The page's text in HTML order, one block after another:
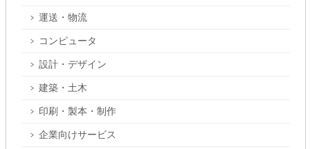
運送・物流
コンピュータ
設計・デザイン
建築・土木
印刷・製本・制作
企業向けサービス